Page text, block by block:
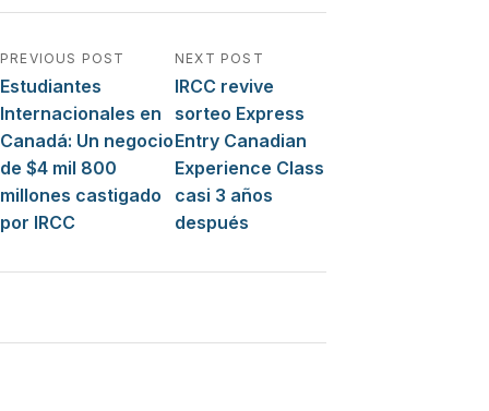
Navegación de entradas
PREVIOUS POST
Estudiantes
Internacionales en
Canadá: Un negocio
de $4 mil 800
millones castigado
por IRCC
NEXT POST
IRCC revive
sorteo Express
Entry Canadian
Experience Class
casi 3 años
después